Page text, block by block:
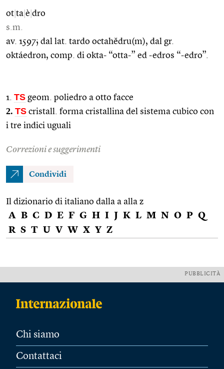
ot ta è dro
s.m.
av. 1597; dal lat. tardo octahĕdru(m), dal gr.
oktáedron, comp. di okta- “otta-” ed -edros “-edro”.
1. TS geom. poliedro a otto facce
2. TS cristall. forma cristallina del sistema cubico con
i tre indici uguali
Correzioni e suggerimenti
Condividi
Il dizionario di italiano dalla a alla z
A B C D E F G H I J K L M N O P Q
R S T U V W X Y Z
PUBBLICITÀ
Chi siamo
Contattaci